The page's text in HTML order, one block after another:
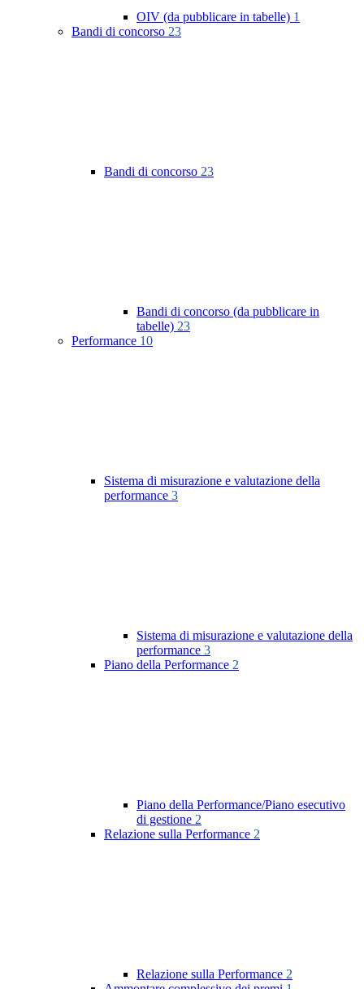
OIV (da pubblicare in tabelle) 1
Bandi di concorso 23
Bandi di concorso 23
Bandi di concorso (da pubblicare in
tabelle) 23
Performance 10
Sistema di misurazione e valutazione della
performance 3
Sistema di misurazione e valutazione della
performance 3
Piano della Performance 2
Piano della Performance/Piano esecutivo
di gestione 2
Relazione sulla Performance 2
Relazione sulla Performance 2